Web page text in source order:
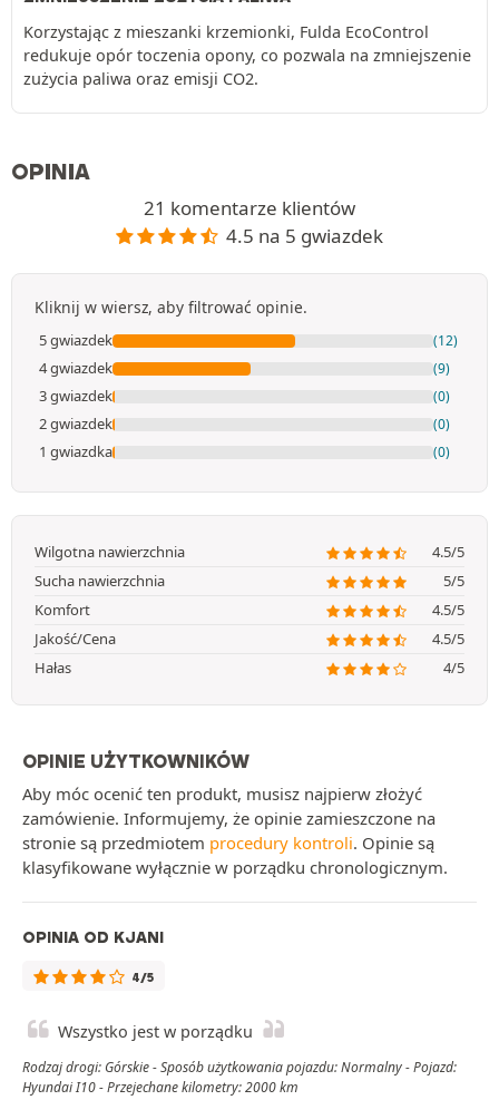
Korzystając z mieszanki krzemionki, Fulda EcoControl
redukuje opór toczenia opony, co pozwala na zmniejszenie
zużycia paliwa oraz emisji CO2.
OPINIA
21 komentarze klientów
4.5 na 5 gwiazdek
Kliknij w wiersz, aby filtrować opinie.
5 gwiazdek (12)
4 gwiazdek (9)
3 gwiazdek (0)
2 gwiazdek (0)
1 gwiazdka (0)
Wilgotna nawierzchnia
4.5/5
Sucha nawierzchnia
5/5
Komfort
4.5/5
Jakość/Cena
4.5/5
Hałas
4/5
OPINIE UŻYTKOWNIKÓW
Aby móc ocenić ten produkt, musisz najpierw złożyć
zamówienie. Informujemy, że opinie zamieszczone na
stronie są przedmiotem procedury kontroli. Opinie są
klasyfikowane wyłącznie w porządku chronologicznym.
OPINIA OD KJANI
4/5
Wszystko jest w porządku
Rodzaj drogi: Górskie - Sposób użytkowania pojazdu: Normalny - Pojazd:
Hyundai I10 - Przejechane kilometry: 2000 km